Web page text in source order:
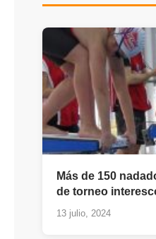
Más de 150
de torneo
13 julio, 2024